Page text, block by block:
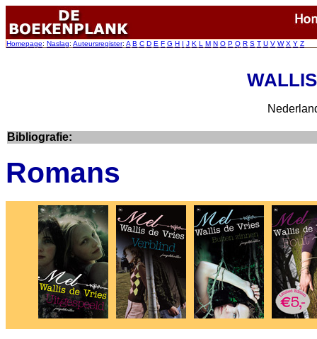
Homepage: Naslag: Auteursregister: A B C D E F G H I J K L M N O P Q R S T U V W X Y Z
Bibliografie:
Romans